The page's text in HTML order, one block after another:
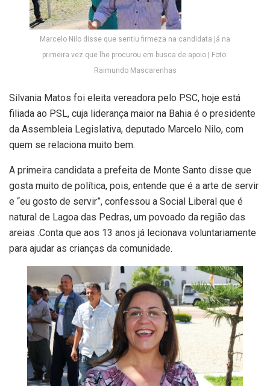
Marcelo Nilo disse que sentiu firmeza na candidata já na
primeira vez que lhe procurou em busca de apoio | Foto:
Raimundo Mascarenhas
Silvania Matos foi eleita vereadora pelo PSC, hoje está
filiada ao PSL, cuja liderança maior na Bahia é o presidente
da Assembleia Legislativa, deputado Marcelo Nilo, com
quem se relaciona muito bem.
A primeira candidata a prefeita de Monte Santo disse que
gosta muito de política, pois, entende que é a arte de servir
e “eu gosto de servir”, confessou a Social Liberal que é
natural de Lagoa das Pedras, um povoado da região das
areias .Conta que aos 13 anos já lecionava voluntariamente
para ajudar as crianças da comunidade.